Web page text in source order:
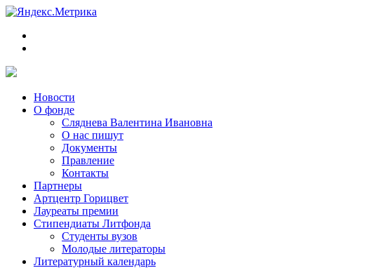
Новости
О фонде
Сляднева Валентина Ивановна
О нас пишут
Документы
Правление
Контакты
Партнеры
Артцентр Горицвет
Лауреаты премии
Стипендиаты Литфонда
Студенты вузов
Молодые литераторы
Литературный календарь